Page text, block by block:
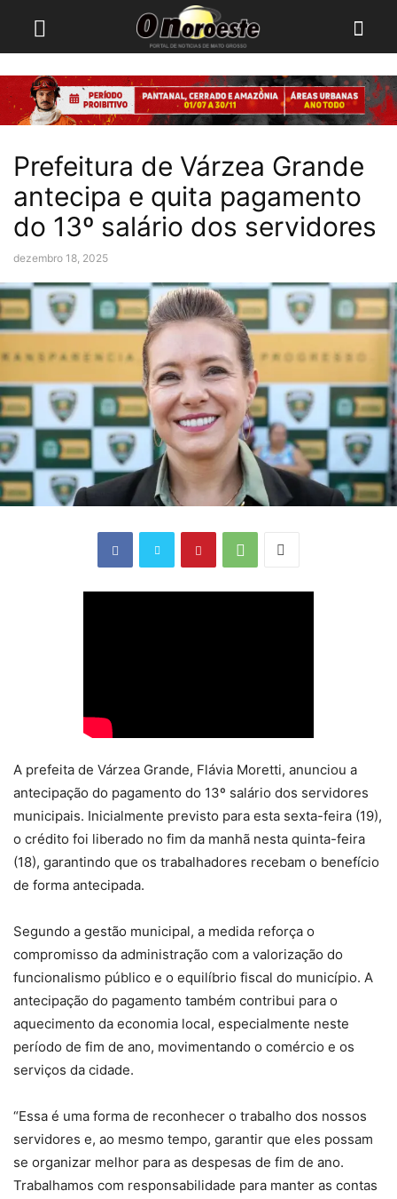
Prefeitura de Várzea Grande
antecipa e quita pagamento
do 13º salário dos servidores
dezembro 18, 2025
A prefeita de Várzea Grande, Flávia Moretti, anunciou a
antecipação do pagamento do 13º salário dos servidores
municipais. Inicialmente previsto para esta sexta-feira (19),
o crédito foi liberado no fim da manhã nesta quinta-feira
(18), garantindo que os trabalhadores recebam o benefício
de forma antecipada.
Segundo a gestão municipal, a medida reforça o
compromisso da administração com a valorização do
funcionalismo público e o equilíbrio fiscal do município. A
antecipação do pagamento também contribui para o
aquecimento da economia local, especialmente neste
período de fim de ano, movimentando o comércio e os
serviços da cidade.
“Essa é uma forma de reconhecer o trabalho dos nossos
servidores e, ao mesmo tempo, garantir que eles possam
se organizar melhor para as despesas de fim de ano.
Trabalhamos com responsabilidade para manter as contas